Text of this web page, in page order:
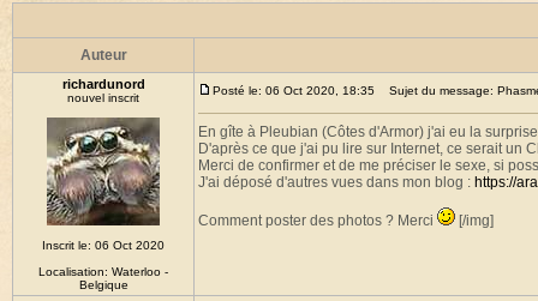
Auteur
richardunord
nouvel inscrit
Inscrit le: 06 Oct 2020
Localisation: Waterloo -
Belgique
Posté le: 06 Oct 2020, 18:35 Sujet du message:
En gîte à Pleubian (Côtes d'Armor) j'ai eu la
D'après ce que j'ai pu lire sur Internet, ce serait un
Merci de confirmer et de me préciser le sexe, si
J'ai déposé d'autres vues dans mon blog : https://
Comment poster des photos ? Merci [/img]